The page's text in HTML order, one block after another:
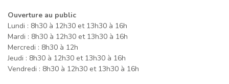
Ouverture au public
Lundi : 8h30 à 12h30 et 13h30 à 16h
Mardi : 8h30 à 12h30 et 13h30 à 16h
Mercredi : 8h30 à 12h
Jeudi : 8h30 à 12h30 et 13h30 à 16h
Vendredi : 8h30 à 12h30 et 13h30 à 16h